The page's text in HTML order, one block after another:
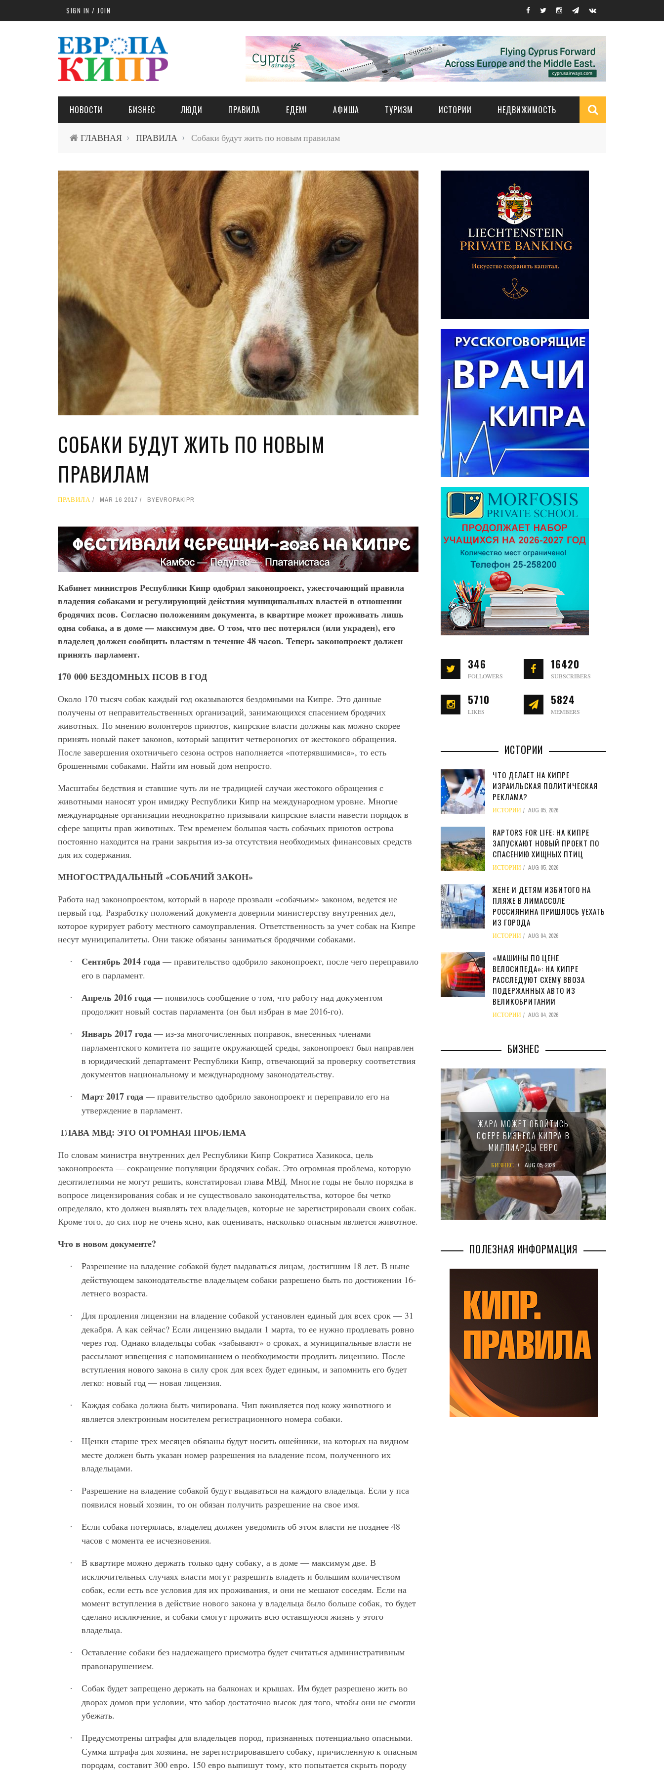
Skip to main contentSIGN IN / JOIN
НОВОСТИ БИЗНЕС ЛЮДИ ПРАВИЛА ЕДЕМ! АФИША ТУРИЗМ ИСТОРИИ НЕДВИЖИМОСТЬ
ГЛАВНАЯ › ПРАВИЛА › Собаки будут жить по новым правилам
СОБАКИ БУДУТ ЖИТЬ ПО НОВЫМ
ПРАВИЛАМ
ПРАВИЛА MAR 16 2017 BYEVROPAKIPR
Кабинет министров Республики Кипр одобрил законопроект, ужесточающий правила
владения собаками и регулирующий действия муниципальных властей в отношении
бродячих псов. Согласно положениям документа, в квартире может проживать лишь
одна собака, а в доме — максимум две. О том, что пес потерялся (или украден), его
владелец должен сообщить властям в течение 48 часов. Теперь законопроект должен
принять парламент.
170 000 БЕЗДОМНЫХ ПСОВ В ГОД
Около 170 тысяч собак каждый год оказываются бездомными на Кипре. Это данные
получены от неправительственных организаций, занимающихся спасением бродячих
животных. По мнению волонтеров приютов, кипрские власти должны как можно скорее
принять новый пакет законов, который защитит четвероногих от жестокого обращения.
После завершения охотничьего сезона остров наполняется «потерявшимися», то есть
брошенными собаками. Найти им новый дом непросто.
Масштабы бедствия и ставшие чуть ли не традицией случаи жестокого обращения с
животными наносят урон имиджу Республики Кипр на международном уровне. Многие
международные организации неоднократно призывали кипрские власти навести порядок в
сфере защиты прав животных. Тем временем большая часть собачьих приютов острова
постоянно находится на грани закрытия из-за отсутствия необходимых финансовых средств
для их содержания.
МНОГОСТРАДАЛЬНЫЙ «СОБАЧИЙ ЗАКОН»
Работа над законопроектом, который в народе прозвали «собачьим» законом, ведется не
первый год. Разработку положений документа доверили министерству внутренних дел,
которое курирует работу местного самоуправления. Ответственность за учет собак на Кипре
несут муниципалитеты. Они также обязаны заниматься бродячими собаками.
· Сентябрь 2014 года — правительство одобрило законопроект, после чего переправило
его в парламент.
· Апрель 2016 года — появилось сообщение о том, что работу над документом
продолжит новый состав парламента (он был избран в мае 2016-го).
· Январь 2017 года — из-за многочисленных поправок, внесенных членами
парламентского комитета по защите окружающей среды, законопроект был направлен
в юридический департамент Республики Кипр, отвечающий за проверку соответствия
документов национальному и международному законодательству.
· Март 2017 года — правительство одобрило законопроект и переправило его на
утверждение в парламент.
ГЛАВА МВД: ЭТО ОГРОМНАЯ ПРОБЛЕМА
По словам министра внутренних дел Республики Кипр Сократиса Хазикоса, цель
законопроекта — сокращение популяции бродячих собак. Это огромная проблема, которую
десятилетиями не могут решить, констатировал глава МВД. Многие годы не было порядка в
вопросе лицензирования собак и не существовало законодательства, которое бы четко
определяло, кто должен выявлять тех владельцев, которые не зарегистрировали своих собак.
Кроме того, до сих пор не очень ясно, как оценивать, насколько опасным является животное.
Что в новом документе?
·
Разрешение на владение собакой будет выдаваться лицам, достигшим 18 лет. В ныне
действующем законодательстве владельцем собаки разрешено быть по достижении 16-
летнего возраста.
·
Для продления лицензии на владение собакой установлен единый для всех срок — 31
декабря. А как сейчас? Если лицензию выдали 1 марта, то ее нужно продлевать ровно
через год. Однако владельцы собак «забывают» о сроках, а муниципальные власти не
рассылают извещения с напоминанием о необходимости продлить лицензию. После
вступления нового закона в силу срок для всех будет единым, и запомнить его будет
легко: новый год — новая лицензия.
·
Каждая собака должна быть чипирована. Чип вживляется под кожу животного и
является электронным носителем регистрационного номера собаки.
·
Щенки старше трех месяцев обязаны будут носить ошейники, на которых на видном
месте должен быть указан номер разрешения на владение псом, полученного их
владельцами.
·
Разрешение на владение собакой будут выдаваться на каждого владельца. Если у пса
появился новый хозяин, то он обязан получить разрешение на свое имя.
·
Если собака потерялась, владелец должен уведомить об этом власти не позднее 48
часов с момента ее исчезновения.
·
В квартире можно держать только одну собаку, а в доме — максимум две. В
исключительных случаях власти могут разрешить владеть и большим количеством
собак, если есть все условия для их проживания, и они не мешают соседям. Если на
момент вступления в действие нового закона у владельца было больше собак, то будет
сделано исключение, и собаки смогут прожить всю оставшуюся жизнь у этого
владельца.
·
Оставление собаки без надлежащего присмотра будет считаться административным
правонарушением.
·
Собак будет запрещено держать на балконах и крышах. Им будет разрешено жить во
дворах домов при условии, что забор достаточно высок для того, чтобы они не смогли
убежать.
·
Предусмотрены штрафы для владельцев пород, признанных потенциально опасными.
Сумма штрафа для хозяина, не зарегистрировавшего собаку, причисленную к опасным
породам, составит 300 евро. 150 евро выпишут тому, кто попытается скрыть породу
346
FOLLOWERS
16420
SUBSCRIBERS
5710
LIKES
5824
MEMBERS
ИСТОРИИ
ЧТО ДЕЛАЕТ НА КИПРЕ
ИЗРАИЛЬСКАЯ ПОЛИТИЧЕСКАЯ
РЕКЛАМА?
ИСТОРИИ AUG 05, 2026
RAPTORS FOR LIFE: НА КИПРЕ
ЗАПУСКАЮТ НОВЫЙ ПРОЕКТ ПО
СПАСЕНИЮ ХИЩНЫХ ПТИЦ
ИСТОРИИ AUG 05, 2026
ЖЕНЕ И ДЕТЯМ ИЗБИТОГО НА
ПЛЯЖЕ В ЛИМАССОЛЕ
РОССИЯНИНА ПРИШЛОСЬ УЕХАТЬ
ИЗ ГОРОДА
ИСТОРИИ AUG 04, 2026
«МАШИНЫ ПО ЦЕНЕ
ВЕЛОСИПЕДА»: НА КИПРЕ
РАССЛЕДУЮТ СХЕМУ ВВОЗА
ПОДЕРЖАННЫХ АВТО ИЗ
ВЕЛИКОБРИТАНИИ
ИСТОРИИ AUG 04, 2026
БИЗНЕС
НА КИПРСКОМ ШЕЛЬФЕ
БИЗНЕС JUL 28, 2026
ЖАРА МОЖЕТ ОБОЙТИСЬ
СФЕРЕ БИЗНЕСА КИПРА В
МИЛЛИАРДЫ ЕВРО
БИЗНЕС AUG 05, 2026
ПОЛЕЗНАЯ ИНФОРМАЦИЯ